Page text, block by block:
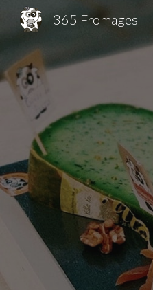
365 Fromages